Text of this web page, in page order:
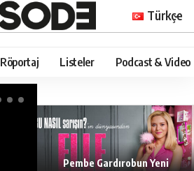
Türkçe
Röportaj Listeler Podcast & Video
Pembe Gardırobun Yeni